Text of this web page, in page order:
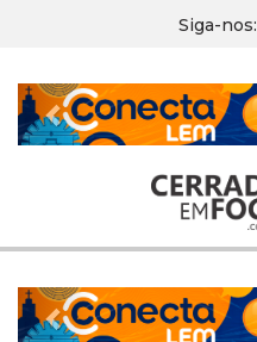
Siga-nos:
Previous
Previous